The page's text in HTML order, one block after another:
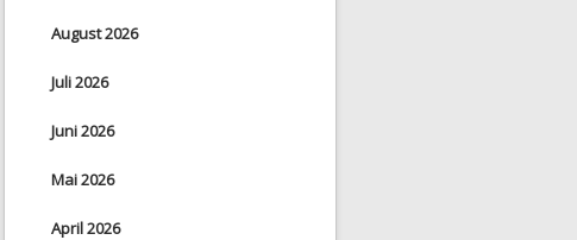
August 2026
Juli 2026
Juni 2026
Mai 2026
April 2026